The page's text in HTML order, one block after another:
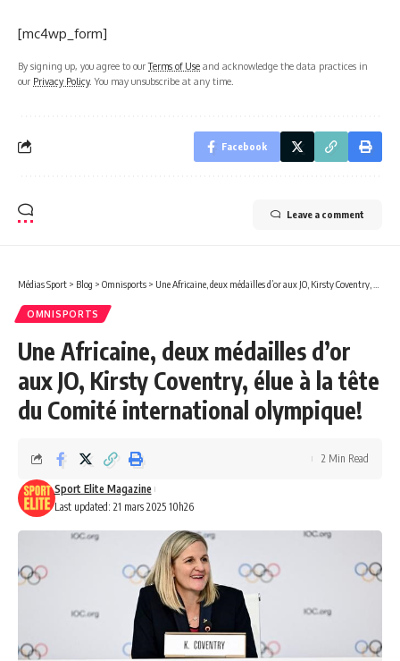
[mc4wp_form]
By signing up, you agree to ourTerms of Use and acknowledge the data practices in
our Privacy Policy. You may unsubscribe at any time.
Facebook
Leave a comment
Médias Sport > Blog > Omnisports > Une Africaine, deux médailles d’or aux JO, Kirsty Coventry, élue à la tête du Comité international olympique!
OMNISPORTS
Une Africaine, deux médailles d’or
aux JO, Kirsty Coventry, élue à la tête
du Comité international olympique!
Last updated: 21 mars 2025 10h26
Sport Elite Magazine
2 Min Read